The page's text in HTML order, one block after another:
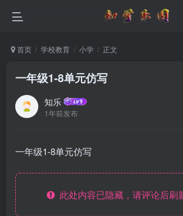
首页 学校教育 小学 正文
一年级1-8单元仿写
知乐
1年前发布
一年级1-8单元仿写
此处内容已隐藏，请评论后刷